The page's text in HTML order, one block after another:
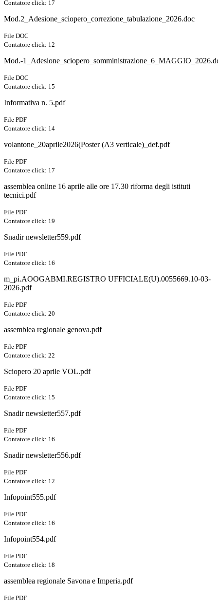
Contatore click: 17
Mod.2_Adesione_sciopero_correzione_tabulazione_2026.doc
File DOC
Contatore click: 12
Mod.-
File DOC
Contatore click: 15
Informativa n. 5.pdf
File PDF
Contatore click: 14
volantone_20aprile2026(Poster (A3 verticale)_def.pdf
File PDF
Contatore click: 17
assemblea online 16 aprile alle ore 17.30 riforma degli istituti
tecnici.pdf
File PDF
Contatore click: 19
Snadir newsletter559.pdf
File PDF
Contatore click: 16
m_pi.AOOGABMI.REGISTRO UFFICIALE(U).0055669.10-03-
2026.pdf
File PDF
Contatore click: 20
assemblea regionale genova.pdf
File PDF
Contatore click: 22
Sciopero 20 aprile VOL.pdf
File PDF
Contatore click: 15
Snadir newsletter557.pdf
File PDF
Contatore click: 16
Snadir newsletter556.pdf
File PDF
Contatore click: 12
Infopoint555.pdf
File PDF
Contatore click: 16
Infopoint554.pdf
File PDF
Contatore click: 18
assemblea regionale Savona e Imperia.pdf
File PDF